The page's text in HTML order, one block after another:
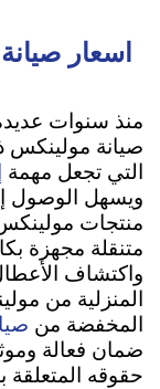
اسعار
منذ سنوات
صيانة مولينكس
التي تجعل مهمة
ويسهل الوصول
منتجات
متنقلة مجهزة
واكتشاف
المنزلية من
المخفضة من
ضمان فعالة
حقوقه المتعلقة